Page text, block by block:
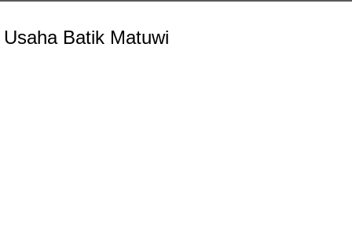
Usaha Batik Matuwi